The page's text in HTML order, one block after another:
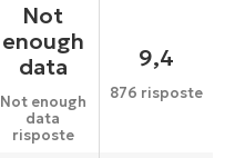
Not
enough
data
Not enough
data
risposte
9,4
876 risposte